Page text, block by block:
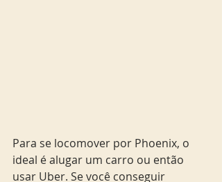
Para se locomover por Phoenix, o
ideal é alugar um carro ou então
usar Uber. Se você conseguir